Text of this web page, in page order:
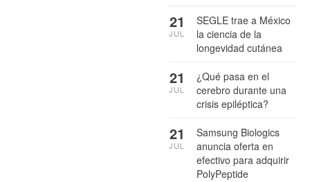
SEGLE trae a México
la ciencia de la
longevidad cutánea
21
JUL
¿Qué pasa en el
cerebro durante una
crisis epiléptica?
21
JUL
Samsung Biologics
anuncia oferta en
efectivo para adquirir
PolyPeptide
21
JUL